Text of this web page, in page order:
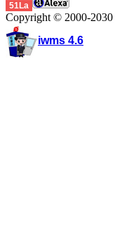
51La
Copyright © 2000-2030
iwms 4.6